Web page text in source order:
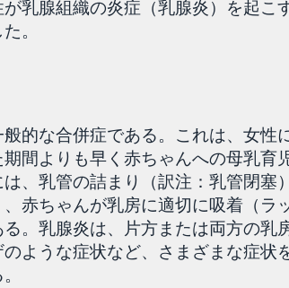
乳腺組織の炎症（乳腺炎）を起こ
。
的な合併症である。これは、女性
間よりも早く赤ちゃんへの母乳育
、乳管の詰まり（訳注：乳管閉塞
赤ちゃんが乳房に適切に吸着（ラ
。乳腺炎は、片方または両方の乳
ような症状など、さまざまな症状